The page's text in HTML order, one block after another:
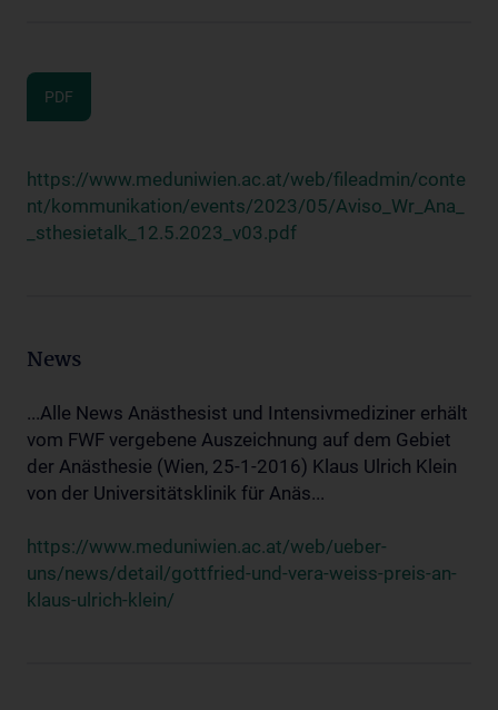
PDF
https://www.meduniwien.ac.at/web/fileadmin/conte
nt/kommunikation/events/2023/05/Aviso_Wr_Ana_
_sthesietalk_12.5.2023_v03.pdf
News
...Alle News Anästhesist und Intensivmediziner erhält
vom FWF vergebene Auszeichnung auf dem Gebiet
der Anästhesie (Wien, 25-1-2016) Klaus Ulrich Klein
von der Universitätsklinik für Anäs...
https://www.meduniwien.ac.at/web/ueber-
uns/news/detail/gottfried-und-vera-weiss-preis-an-
klaus-ulrich-klein/